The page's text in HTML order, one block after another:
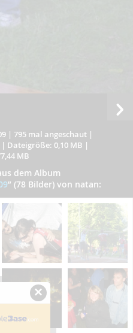
| 795 mal angeschaut |
| Dateigröße: 0,10 MB |
MB
dem Album
” (78 Bilder) von natan:
×